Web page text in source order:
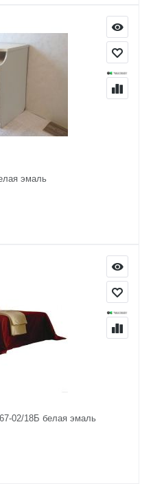
эмаль
02/18Б белая эмаль